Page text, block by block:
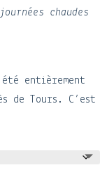
chaudes
entièrement
de Tours. C’est